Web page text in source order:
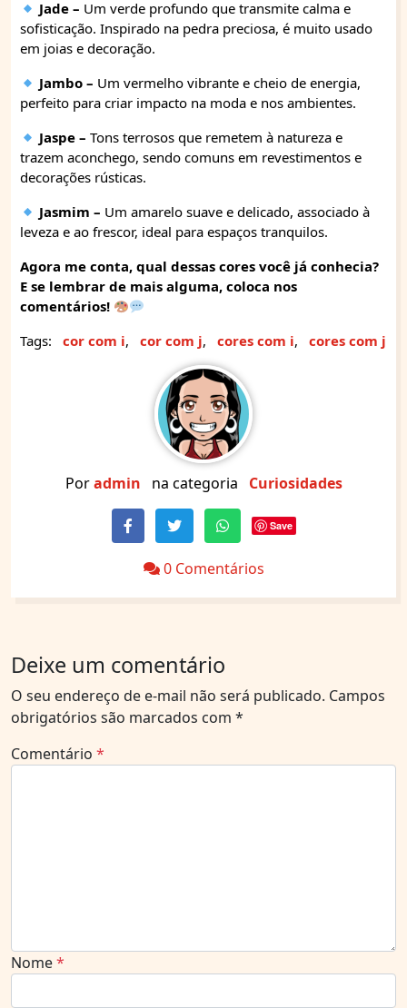
Jade – Um verde profundo que transmite calma e
sofisticação. Inspirado na pedra preciosa, é muito usado
em joias e decoração.
Jambo – Um vermelho vibrante e cheio de energia,
perfeito para criar impacto na moda e nos ambientes.
Jaspe –Tons terrosos que remetem à natureza e
trazem aconchego, sendo comuns em revestimentos e
decorações rústicas.
Jasmim – Um amarelo suave e delicado, associado à
leveza e ao frescor, ideal para espaços tranquilos.
Agora me conta, qual dessas cores você já conhecia?
E se lembrar de mais alguma, coloca nos
comentários!
Tags:
cor com i, cor com j, cores com i, cores com j
Poradmin na categoria Curiosidades
Save
0 Comentários
Deixe um comentário
O seu endereço de e-mail não será publicado. Campos
obrigatórios são marcados com *
Comentário *
Nome*